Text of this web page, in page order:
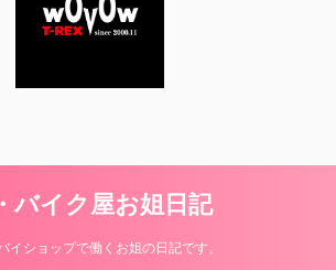
バイク屋お姐日記
イショップで働くお姐の日記です。